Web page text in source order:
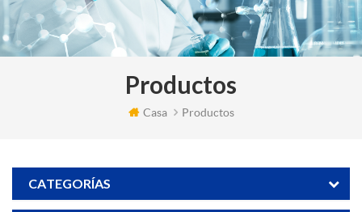
Productos
Casa Productos
CATEGORÍAS